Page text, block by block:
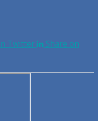
Twitter
Share on